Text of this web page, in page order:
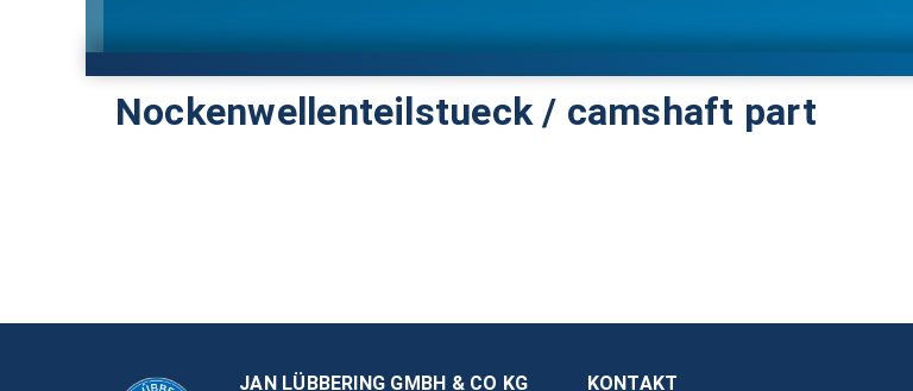
Nockenwellenteilstueck / camshaft part
JAN LÜBBERING GMBH & CO KG KONTAKT